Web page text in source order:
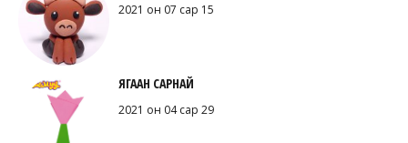
2021 он 07 сар 15
ЯГААН САРНАЙ
2021 он 04 сар 29